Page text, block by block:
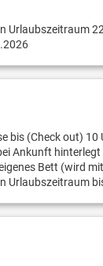
Urlaubszeitraum
bis (Check out) 10
Ankunft hinterlegt
Bett (wird
Urlaubszeitraum